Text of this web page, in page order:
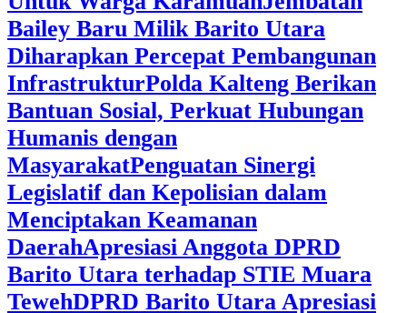
Bailey Baru Milik Barito Utara
Diharapkan Percepat Pembangunan
InfrastrukturPolda Kalteng Berikan
Bantuan Sosial, Perkuat Hubungan
Humanis dengan
MasyarakatPenguatan Sinergi
Legislatif dan Kepolisian dalam
Menciptakan Keamanan
DaerahApresiasi Anggota DPRD
Barito Utara terhadap STIE Muara
TewehDPRD Barito Utara Apresiasi